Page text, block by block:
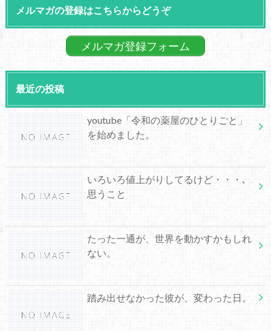
メルマガの登録はこちらからどうぞ
メルマガ登録フォーム
最近の投稿
youtube「令和の薬屋のひとりごと」
を始めました。
いろいろ値上がりしてるけど・・・､
思うこと
たった一通が、世界を動かすかもしれ
ない。
踏み出せなかった彼が、変わった日。